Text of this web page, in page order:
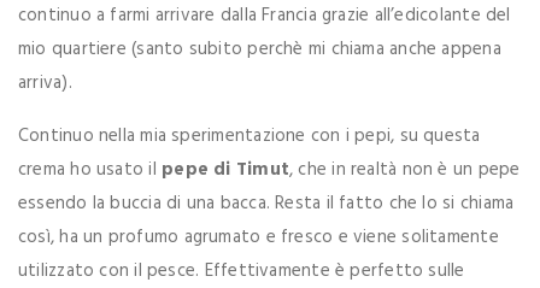
continuo a farmi arrivare dalla Francia grazie all’edicolante del
mio quartiere (santo subito perchè mi chiama anche appena
arriva).
Continuo nella mia sperimentazione con i pepi, su questa
crema ho usato il pepe di Timut, che in realtà non è un pepe
essendo la buccia di una bacca. Resta il fatto che lo si chiama
così, ha un profumo agrumato e fresco e viene solitamente
utilizzato con il pesce. Effettivamente è perfetto sulle